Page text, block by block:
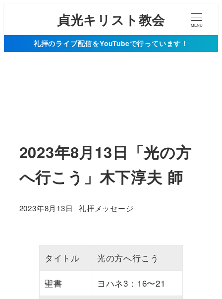
貞光キリスト教会 MENU
礼拝のライブ配信をYouTubeで行っています！
2023年8月13日「光の方
へ行こう」木下淳夫 師
投稿日
2023年8月13日 カテゴリー
礼拝メッセージ
タイトル 光の方へ行こう
聖書 ヨハネ3：16〜21